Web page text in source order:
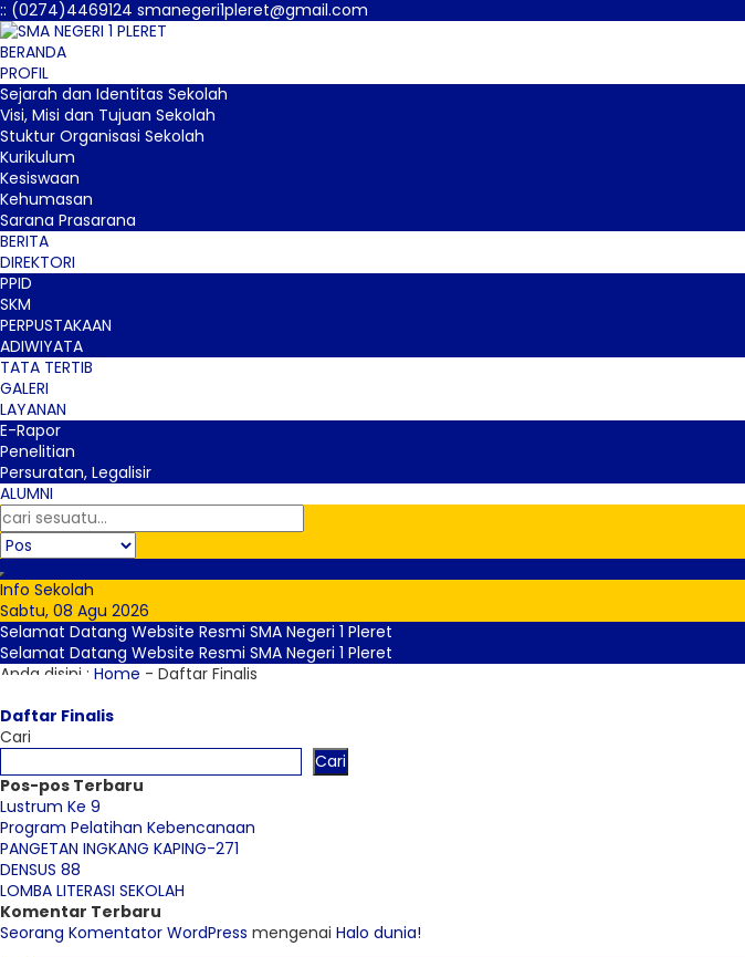
:: (0274)4469124 smanegeri1pleret@gmail.com
BERANDA
PROFIL
Sejarah dan Identitas Sekolah
Visi, Misi dan Tujuan Sekolah
Stuktur Organisasi Sekolah
Kurikulum
Kesiswaan
Kehumasan
Sarana Prasarana
BERITA
DIREKTORI
PPID
SKM
PERPUSTAKAAN
ADIWIYATA
TATA TERTIB
GALERI
LAYANAN
E-Rapor
Penelitian
Persuratan, Legalisir
ALUMNI
Info Sekolah
Sabtu, 08 Agu 2026
Selamat Datang Website Resmi SMA Negeri 1 Pleret
Selamat Datang Website Resmi SMA Negeri 1 Pleret
Anda disini : Home - Daftar Finalis
Daftar Finalis
Cari
Cari
Pos-pos Terbaru
Lustrum Ke 9
Program Pelatihan Kebencanaan
PANGETAN INGKANG KAPING-271
DENSUS 88
LOMBA LITERASI SEKOLAH
Komentar Terbaru
Seorang Komentator WordPress mengenai Halo dunia!